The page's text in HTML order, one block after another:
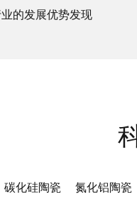
的发展优势发现
碳化硅陶瓷 氮化铝陶瓷